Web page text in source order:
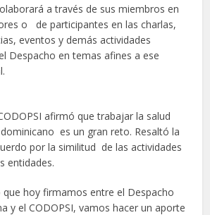
a través de sus miembros en
o de participantes en las charlas,
eventos y demás actividades
Despacho en temas afines a ese
afirmó que trabajar la salud
es un gran reto. Resaltó la
por la similitud de las actividades
entidades.
que hoy firmamos entre el Despacho
y el CODOPSI, vamos hacer un aporte